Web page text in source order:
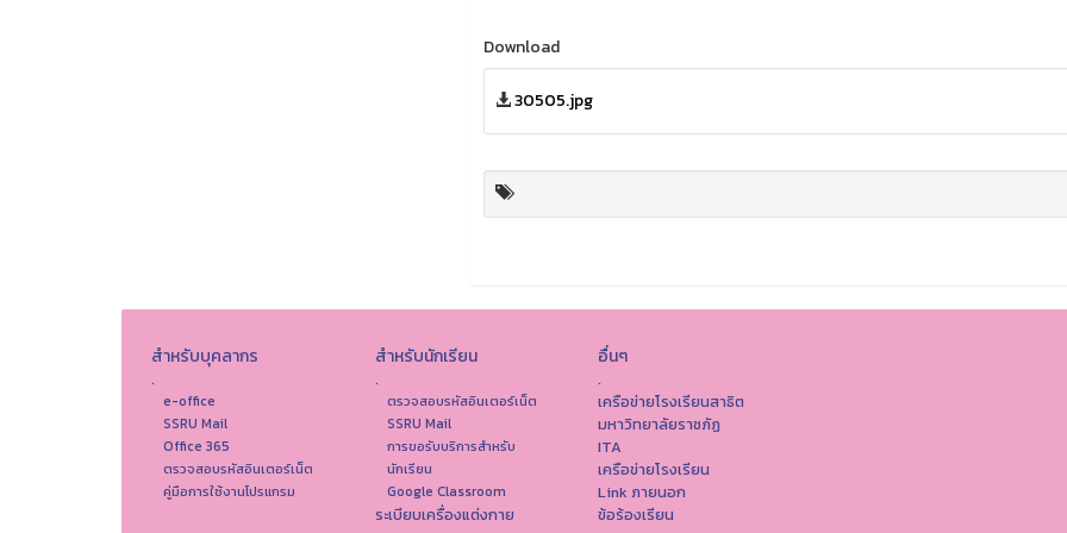
Download
30505.jpg
สำหรับบุคลากร
.
e-office
SSRU Mail
Office 365
ตรวจสอบรหัสอินเตอร์เน็ต
คู่มือการใช้งานโปรแกรม
สำหรับนักเรียน
.
ตรวจสอบรหัสอินเตอร์เน็ต
SSRU Mail
การขอรับบริการสำหรับ
นักเรียน
Google Classroom
ระเบียบเครื่องแต่งกาย
อื่นๆ
.
เครือข่ายโรงเรียนสาธิต
มหาวิทยาลัยราชภัฏ
ITA
เครือข่ายโรงเรียน
Link ภายนอก
ข้อร้องเรียน